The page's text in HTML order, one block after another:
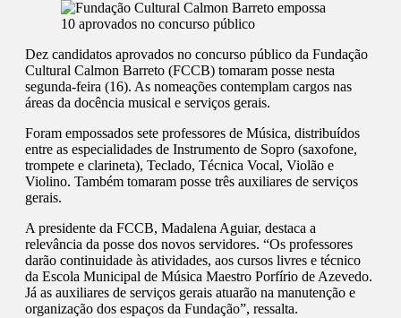
Dez candidatos aprovados no concurso público da Fundação
Cultural Calmon Barreto (FCCB) tomaram posse nesta
segunda-feira (16). As nomeações contemplam cargos nas
áreas da docência musical e serviços gerais.
Foram empossados sete professores de Música, distribuídos
entre as especialidades de Instrumento de Sopro (saxofone,
trompete e clarineta), Teclado, Técnica Vocal, Violão e
Violino. Também tomaram posse três auxiliares de serviços
gerais.
A presidente da FCCB, Madalena Aguiar, destaca a
relevância da posse dos novos servidores. “Os professores
darão continuidade às atividades, aos cursos livres e técnico
da Escola Municipal de Música Maestro Porfírio de Azevedo.
Já as auxiliares de serviços gerais atuarão na manutenção e
organização dos espaços da Fundação”, ressalta.